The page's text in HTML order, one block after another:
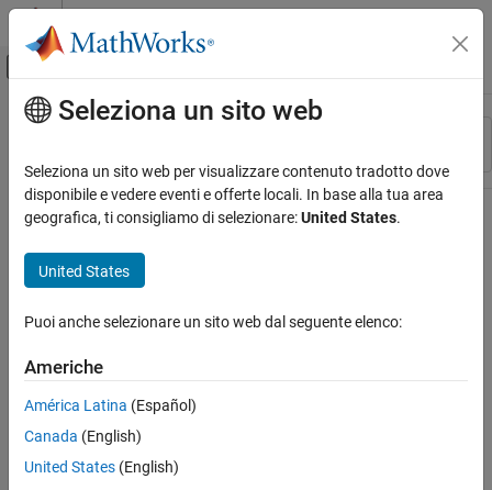
Vai al contenuto
Attiva/disattiva menu di navigazione
Risorsa
Stato
Contenuto principale
Seleziona un sito web
Seleziona un sito web per visualizzare contenuto tradotto dove
disponibile e vedere eventi e offerte locali. In base alla tua area
geografica, ti consigliamo di selezionare:United States.
United States
Puoi anche selezionare un sito web dal seguente elenco:
Americhe
América Latina (Español)
Canada (English)
United States (English)